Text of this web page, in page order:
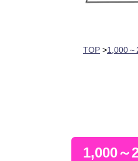
TOP >1,000～
1,000～